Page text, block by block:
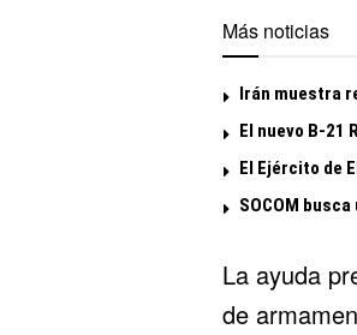
Más noticias
Irán muestra
El nuevo B-21
El Ejército de
SOCOM
La ayuda
de